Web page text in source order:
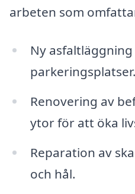
arbeten som
Ny
parkeringsplatser.
Renovering av
ytor för att öka
Reparation av
och hål.